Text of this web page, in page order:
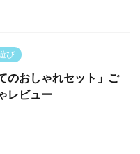
び
のおしゃれセット」ご
レビュー